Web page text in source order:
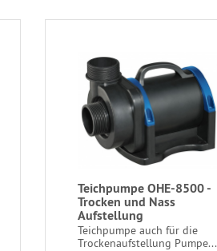
Teichpumpe OHE-8500 -
Trocken und Nass
Aufstellung
Teichpumpe auch für die
Trockenaufstellung Pumpe...